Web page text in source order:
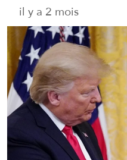
il y a 2 mois